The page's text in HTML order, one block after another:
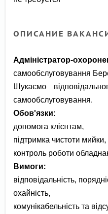
ОПИСАНИЕ
Адміністратор-
самообслуговування
Шукаємо
самообслуговування.
Обов'язки:
допомога клієнтам,
підтримка чистоти мийки,
контроль роботи
Вимоги:
відповідальність,
охайність,
комунікабельність та